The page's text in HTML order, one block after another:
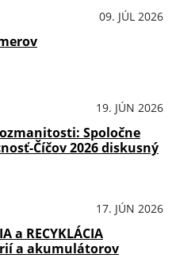
09. JÚL 2026
19. JÚN 2026
Spoločne
Číčov 2026 diskusný
17. JÚN 2026
a RECYKLÁCIA
a akumulátorov